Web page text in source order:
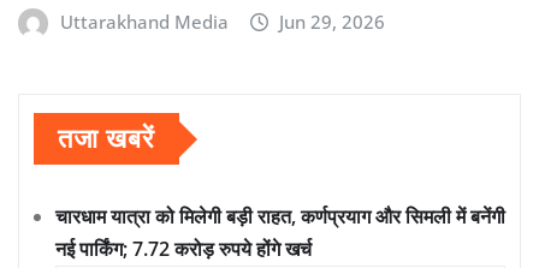
Uttarakhand Media Jun 29, 2026
तजा खबरें
चारधाम यात्रा को मिलेगी बड़ी राहत, कर्णप्रयाग और सिमली में बनेंगी
नई पार्किंग; 7.72 करोड़ रुपये होंगे खर्च